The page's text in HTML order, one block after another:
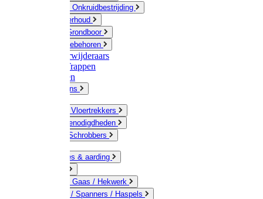
Schoffels / Onkruidbestrijding
Gazononderhoud
Hamers / Grondboor
Sledes / toebehoren
Onkruidverwijderaars
Ladders / Trappen
Werkbanken
Betonmolens
Bezems & Vloertrekkers
Schildersbenodigdheden
Borstels / Schrobbers
Accessoires & aarding
Geleiders / Gaas / Hekwerk
Verbinders / Spanners / Haspels